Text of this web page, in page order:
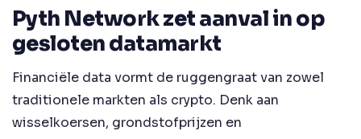
Pyth Network zet aanval in op
gesloten datamarkt
Financiële data vormt de ruggengraat van zowel
traditionele markten als crypto. Denk aan
wisselkoersen, grondstofprijzen en